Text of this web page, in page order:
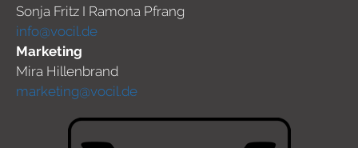
Sonja Fritz I Ramona Pfrang
info@vocil.de
Marketing
Mira Hillenbrand
marketing@vocil.de